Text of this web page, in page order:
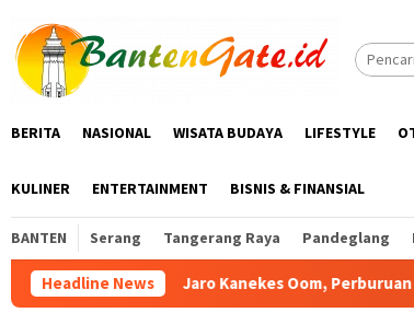
konten
BERITA NASIONAL WISATA BUDAYA LIFESTYLE
KULINER ENTERTAINMENT BISNIS & FINANSIAL
BANTEN Serang Tangerang Raya Pandeglang
Headline News
Jaro Kanekes Oom, Perburuan Satwa Liar di Tanah